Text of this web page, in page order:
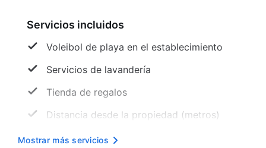
Servicios incluidos
Voleibol de playa en el establecimiento
Servicios de lavandería
Tienda de regalos
Distancia desde la propiedad (metros)
Pisos de baldosas en áreas públicas
Mostrar más servicios